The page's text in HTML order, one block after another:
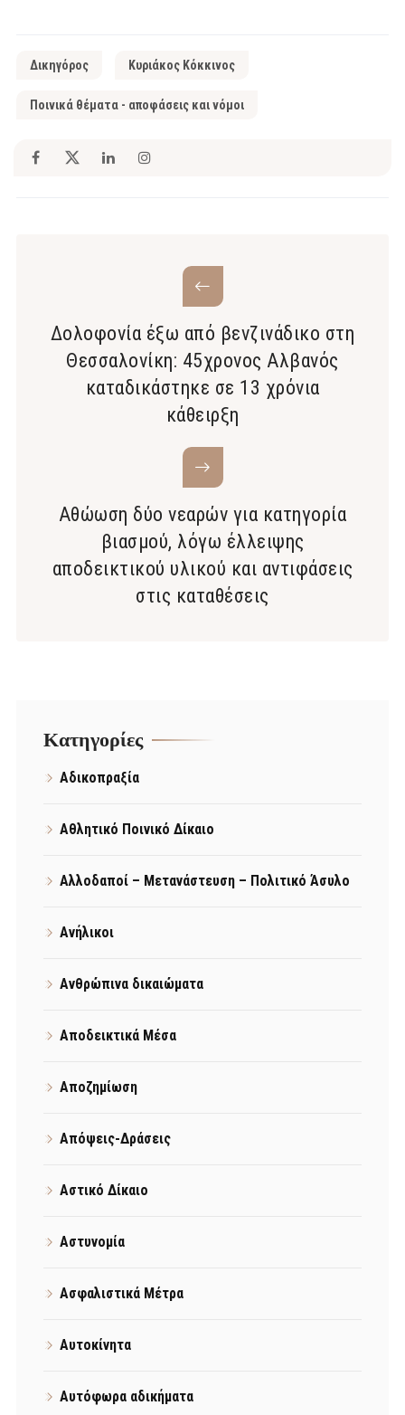
Δικηγόρος Κυριάκος Κόκκινος
Ποινικά θέματα - αποφάσεις και νόμοι
Δολοφονία έξω από βενζινάδικο στη
Θεσσαλονίκη: 45χρονος Αλβανός
καταδικάστηκε σε 13 χρόνια
κάθειρξη
Αθώωση δύο νεαρών για κατηγορία
βιασμού, λόγω έλλειψης
αποδεικτικού υλικού και αντιφάσεις
στις καταθέσεις
Kατηγορίες
Αδικοπραξία
Αθλητικό Ποινικό Δίκαιο
Αλλοδαποί – Μετανάστευση – Πολιτικό Άσυλο
Ανήλικοι
Ανθρώπινα δικαιώματα
Αποδεικτικά Μέσα
Αποζημίωση
Απόψεις-Δράσεις
Αστικό Δίκαιο
Αστυνομία
Ασφαλιστικά Μέτρα
Αυτοκίνητα
Αυτόφωρα αδικήματα